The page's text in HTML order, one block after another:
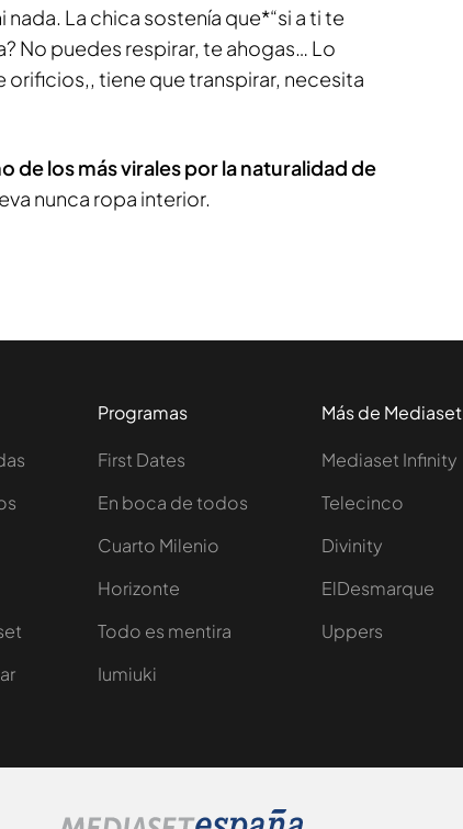
La chica sostenía que*“si a ti te
No puedes respirar, te ahogas… Lo
orificios,, tiene que transpirar, necesita
de los más virales por la naturalidad de
nunca ropa interior.
Programas
First Dates
En boca de todos
Cuarto Milenio
Horizonte
Todo es mentira
Iumiuki
Más de Mediaset
Mediaset Infinity
Telecinco
Divinity
ElDesmarque
Uppers